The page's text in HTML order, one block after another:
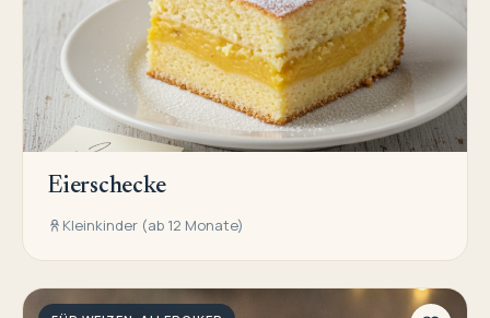
Eierschecke
Kleinkinder (ab 12 Monate)